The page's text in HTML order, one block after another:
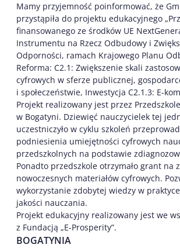
Mamy przyjemność poinformować, że
przystąpiła do projektu edukacyjnego
finansowanego ze środków UE
Instrumentu na Rzecz Odbudowy i
Odporności, ramach Krajowego Planu
Reforma: C2.1: Zwiększenie skali
cyfrowych w sferze publicznej,
i społeczeństwie, Inwestycja C2.1.3: E-
Projekt realizowany jest przez
w Bogatyni. Dziewięć nauczycielek tej
uczestniczyło w cyklu szkoleń
podniesienia umiejętności cyfrowych
przedszkolnych na podstawie
Ponadto przedszkole otrzymało grant na
nowoczesnych materiałów cyfrowych.
wykorzystanie zdobytej wiedzy w
jakości nauczania.
Projekt edukacyjny realizowany jest we
z Fundacją „E-Prosperity”.
BOGATYNIA